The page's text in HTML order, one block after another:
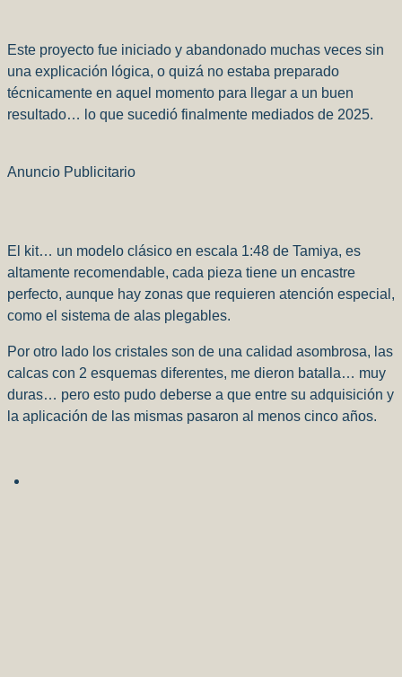
Este proyecto fue iniciado y abandonado muchas veces sin
una explicación lógica, o quizá no estaba preparado
técnicamente en aquel momento para llegar a un buen
resultado… lo que sucedió finalmente mediados de 2025.
Anuncio Publicitario
El kit… un modelo clásico en escala 1:48 de Tamiya, es
altamente recomendable, cada pieza tiene un encastre
perfecto, aunque hay zonas que requieren atención especial,
como el sistema de alas plegables.
Por otro lado los cristales son de una calidad asombrosa, las
calcas con 2 esquemas diferentes, me dieron batalla… muy
duras… pero esto pudo deberse a que entre su adquisición y
la aplicación de las mismas pasaron al menos cinco años.